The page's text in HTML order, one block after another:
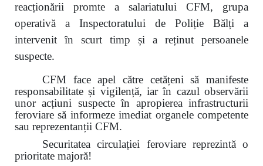
reacționării promte a salariatului CFM, grupa
operativă a Inspectoratului de Poliție Bălți a
intervenit în scurt timp și a reținut persoanele
suspecte.
CFM face apel către cetățeni să manifeste
responsabilitate și vigilență, iar în cazul observării
unor acțiuni suspecte în apropierea infrastructurii
feroviare să informeze imediat organele competente
sau reprezentanții CFM.
Securitatea circulației feroviare reprezintă o
prioritate majoră!